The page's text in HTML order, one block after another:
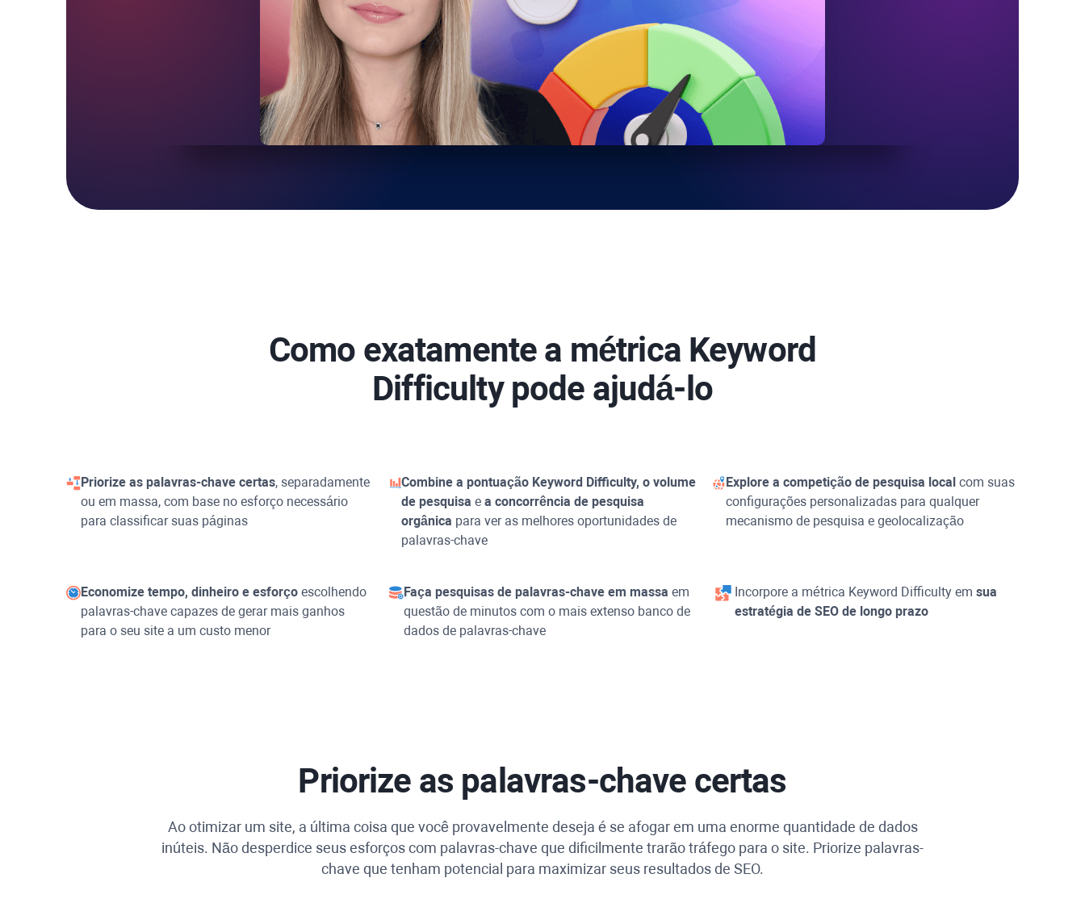
Como exatamente a métrica Keyword
Difficultypode ajudá-lo
Priorize as palavras-chave certas, separadamente
ou em massa, com base no esforço necessário
para classificar suas páginas
Combine a pontuação Keyword Difficulty, o volume
de pesquisa e a concorrência de pesquisa
orgânica para ver as melhores oportunidades de
palavras-chave
Explore a competição de pesquisa localcom suas
configurações personalizadas para qualquer
mecanismo de pesquisa e geolocalização
Economize tempo, dinheiro e esforçoescolhendo
palavras-chave capazes de gerar mais ganhos
para o seu site a um custo menor
Faça pesquisas de palavras-chave em massa em
questão de minutos com o mais extenso banco de
dados de palavras-chave
Incorpore a métrica Keyword Difficultyem sua
estratégia de SEO de longo prazo
Priorize as palavras-chave certas
Ao otimizar um site, a última coisa que você provavelmente deseja é se afogar em uma enorme quantidade de dados
inúteis. Não desperdice seus esforços com palavras-chave que dificilmente trarão tráfego para o site. Priorize palavras-
chave que tenham potencial para maximizar seus resultados de SEO.